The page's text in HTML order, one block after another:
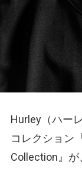
Hurley（ハー
コレクション
Collection』が